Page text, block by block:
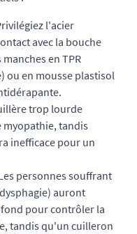
l'acier
avec la bouche
en TPR
ou en mousse plastisol
trop lourde
tandis
inefficace pour un
personnes souffrant
auront
pour contrôler la
tandis qu'un cuilleron